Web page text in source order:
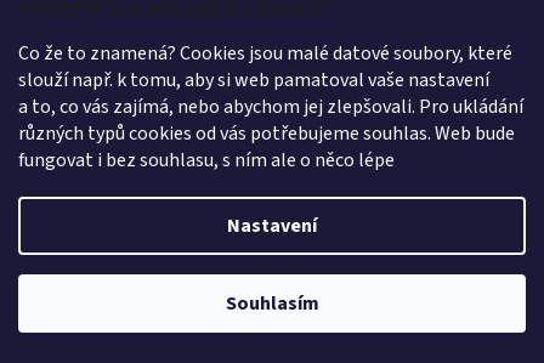
Můžeme si u vás uložit cookies?
Co že to znamená? Cookies jsou malé datové soubory, které
slouží např. k tomu, aby si web pamatoval vaše nastavení
a to, co vás zajímá, nebo abychom jej zlepšovali. Pro ukládání
různých typů cookies od vás potřebujeme souhlas. Web bude
fungovat i bez souhlasu, s ním ale o něco lépe
Nastavení
Souhlasím
DOMESTIK 145/12683-1 motýli šíře 220cm / METRÁŽ NA
MÍRU